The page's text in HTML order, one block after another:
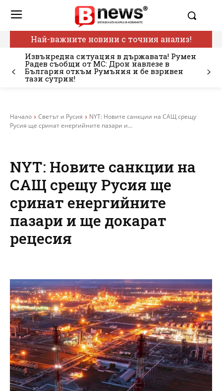
Най-важните новини с точния анализ!
Извънредна ситуация в държавата! Румен
Радев съобщи от МС: Дрон навлезе в
България откъм Румъния и бе взривен
тази сутрин!
Начало Светът и Русия
NYT: Новите санкции на САЩ срещу
Русия ще сринат енергийните пазари и...
NYT: Новите санкции на
САЩ срещу Русия ще
сринат енергийните
пазари и ще докарат
рецесия